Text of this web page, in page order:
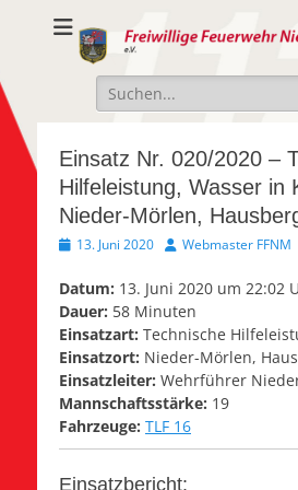
Freiwillige Feuerwehr Nieder-
Suche
nach:
Einsatz Nr. 020/2020 –
Hilfeleistung, Wasser in
Nieder-Mörlen,
Veröffentlicht
13. Juni 2020 AutorWebmaster FFNM
Datum: 13. Juni 2020 um 22:02
Dauer: 58 Minuten
Einsatzart: Technische
Einsatzort: Nieder-Mörlen,
Einsatzleiter: Wehrführer
Mannschaftsstärke: 19
Fahrzeuge: TLF 16
Einsatzbericht: